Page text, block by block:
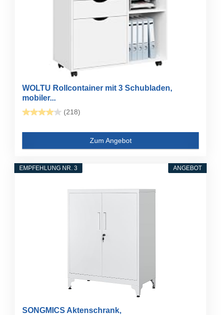
WOLTU Rollcontainer mit 3 Schubladen,
mobiler...
(218)
Zum Angebot
ANGEBOT
EMPFEHLUNG NR. 3
SONGMICS Aktenschrank,